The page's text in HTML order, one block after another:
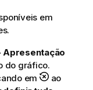
em
Apresentação
do gráfico.
em
ao